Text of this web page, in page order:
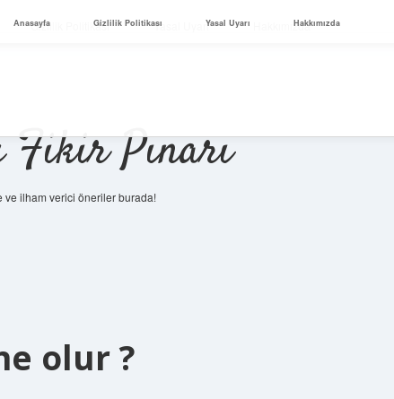
Gizlilik Politikası Yasal Uyarı Hakkımızda
Fikir Pınarı
ve ilham verici öneriler burada!
olur ?
Anasayfa Gizlilik Politikası Yasal Uyarı Hakkımızda